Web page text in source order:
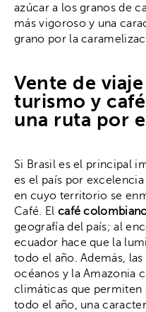
azúcar a los granos de
más vigoroso y una
grano por la
Vente de
turismo y
una ruta por
Si Brasil es el principal
es el país por
en cuyo territorio se
Café. El café
geografía del país; al
ecuador hace que la
todo el año. Además,
océanos y la Amazonia
climáticas que
todo el año, una